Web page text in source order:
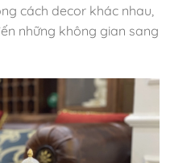
cách decor khác nhau,
những không gian sang